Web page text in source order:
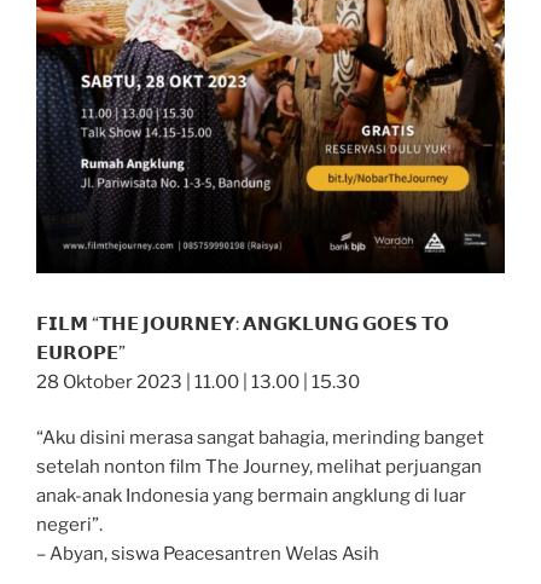
𝗙𝗜𝗟𝗠 “𝗧𝗛𝗘 𝗝𝗢𝗨𝗥𝗡𝗘𝗬: 𝗔𝗡𝗚𝗞𝗟𝗨𝗡𝗚 𝗚𝗢𝗘𝗦 𝗧𝗢
𝗘𝗨𝗥𝗢𝗣𝗘”
28 Oktober 2023 | 11.00 | 13.00 | 15.30
“Aku disini merasa sangat bahagia, merinding banget
setelah nonton film The Journey, melihat perjuangan
anak-anak Indonesia yang bermain angklung di luar
negeri”.
– Abyan, siswa Peacesantren Welas Asih